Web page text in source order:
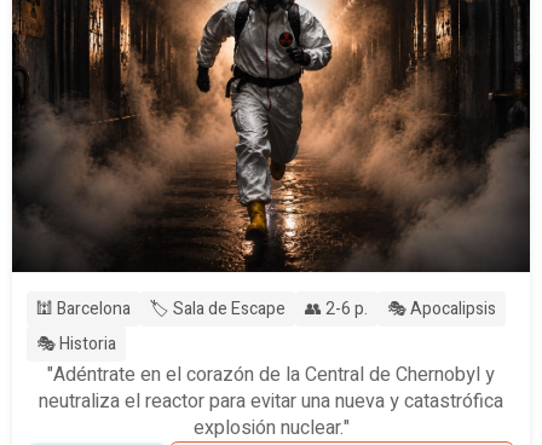
🕍 Barcelona 🏷️ Sala de Escape 👥 2-6 p.
🎭 Apocalipsis
🎭 Historia
"Adéntrate en el corazón de la Central de Chernobyl y
neutraliza el reactor para evitar una nueva y catastrófica
explosión nuclear."